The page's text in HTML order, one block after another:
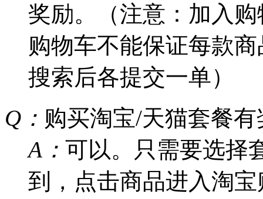
奖励。（注意：加入
购物车不能保证每款
搜索后各提交一单）
Q： 购买淘宝/天猫套餐
A： 可以。只需要选择
到，点击商品进入淘